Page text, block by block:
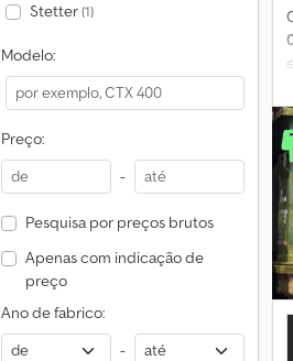
Stetter(1)
Modelo:
Preço:
-
Pesquisa por preços brutos
Apenas com indicação de
preço
Ano de fabrico:
-